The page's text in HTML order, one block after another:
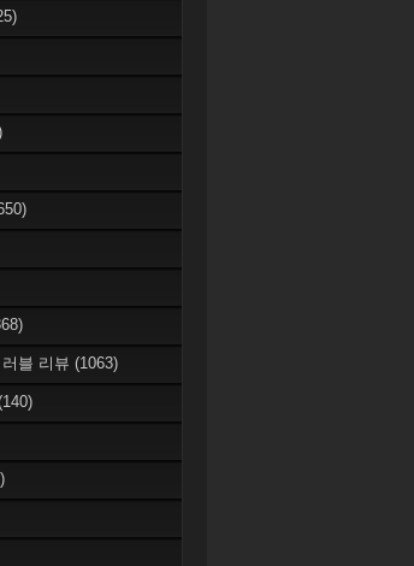
블 리뷰 (1063)